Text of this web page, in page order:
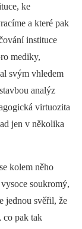
ke
a které pak
instituce
mediky,
svým vhledem
analýz
virtuozita
jen v několika
kolem něho
soukromý,
jednou svěřil, že
co pak tak